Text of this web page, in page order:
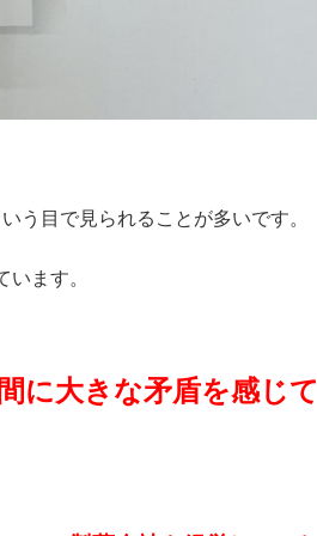
いう目で見られることが多いです。
います。
に大きな矛盾を感じて